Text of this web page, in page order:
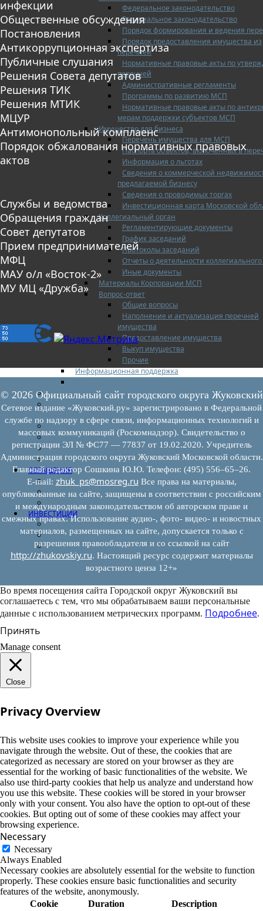
Федеральное законодательство
Региональное законодательство
Порядок формирования и ведения
Порядок предоставления имущества из
перечней
Нормативные правовые акты по
перечней
Административные регламенты
Программы по развитию МСП
Нормативные правовые акты по
мерам поддержки субъектов МСП
Имущество для бизнеса
Перечень имущества для МСП
Паспорта объектов, включенных в
Информация о льготах
Сведения о коммерческой
предлагаемой бизнесу
Сведения о проводимых торгах
Инвестиционная карта Московской
Коллегиальный орган
Регламентирующие документы
График заседаний
Протоколы заседаний
Отчеты о деятельности
Иные документы
Материалы Корпорации МСП
Вопрос-ответ
Общие вопросы
Наполнение и актуализация перечней
имущества
Предоставление имущества
Выкуп имущества
Прочие
Информационная поддержка
Инфраструктура поддержки
Совет по развитию и поддержке малого и
среднего предпринимательства
Контакты
Книга жалоб
Законодательство
Конкурсы
ОБРАЩЕНИЯ
Обращения граждан
Графики личного приема граждан
Информация
ИНВЕСТИЦИИ
Инвестиционный паспорт
Муниципально-частное партнерство
Новости инвестиций
инфекции
Общественные обсуждения
Постановления
Антикоррупционная экспертиза
Публичные слушания
Решения Совета депутатов
Решения ТИК
Решения МТИК
МЦУР
Антимонопольный комплаенс
Порядок обжалования нормативных правовых
актов
Службы и ведомства
Обращения граждан
Совет депутатов
Прием предпринимателей
МФЦ
МАУ о/л «Восток-2»
МУ МЦ «Дружба»
© 2026 Официальный сайт городского округа Жуковский
Сетевое издание «Жуковский.ру» зарегистрировано в Федеральной
службе по надзору в сфере связи, информационных технологий и
массовых коммуникаций (Роскомнадзор). Свидетельство о
регистрации ЭЛ № ФС77 — 77837 от 19.02.2020. Учредитель
Администрация городского округа Жуковский Московской области.
Главный редактор Сошкина Ю.Ю. Телефон: (495) 556–65–26.
E‑mail: zhuk_ps@mosreg.ru Все права на материалы,
опубликованные на сайте, защищены в соответствии с российским
и международным законодательством об авторском праве и
смежных правах. Использование аудио-, фото- видео- и новостных
материалов, размещенных на сайте, допускается только с
разрешения правообладателя и со ссылкой на сайт
http://zhukovskiy.ru. Настоящий ресурс содержит материалы
возрастного ценза 12+»
Во время посещения сайта Городской округ Жуковский вы
соглашаетесь с тем, что мы обрабатываем ваши персональные
данные с использованием метрических программ. Подробнее.
Принять
Manage consent
Close
Privacy Overview
This website uses cookies to improve your experience while you
navigate through the website. Out of these, the cookies that are
categorized as necessary are stored on your browser as they are
essential for the working of basic functionalities of the website. We
also use third-party cookies that help us analyze and understand how
you use this website. These cookies will be stored in your browser
only with your consent. You also have the option to opt-out of these
cookies. But opting out of some of these cookies may affect your
browsing experience.
Necessary
Necessary
Always Enabled
Necessary cookies are absolutely essential for the website to function
properly. These cookies ensure basic functionalities and security
features of the website, anonymously.
Cookie
Duration Description